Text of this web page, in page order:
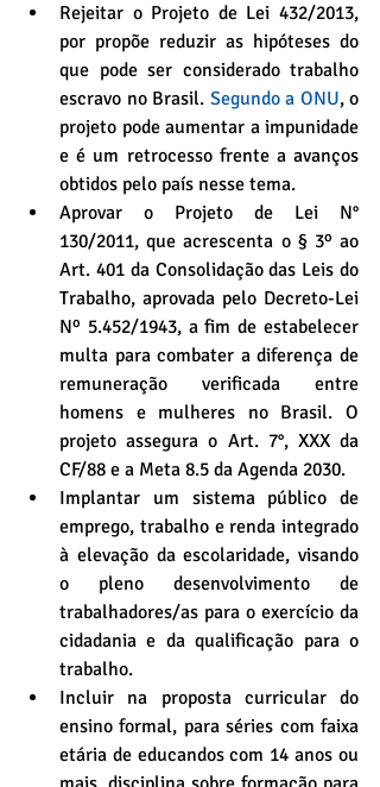
Rejeitar o Projeto de Lei 432/2013,
por propõe reduzir as hipóteses do
que pode ser considerado trabalho
escravo no Brasil. Segundo a ONU, o
projeto pode aumentar a impunidade
e é um retrocesso frente a avanços
obtidos pelo país nesse tema.
Aprovar o Projeto de Lei N°
130/2011, que acrescenta o § 3º ao
Art. 401 da Consolidação das Leis do
Trabalho, aprovada pelo Decreto-Lei
Nº 5.452/1943, a fim de estabelecer
multa para combater a diferença de
remuneração verificada entre
homens e mulheres no Brasil. O
projeto assegura o Art. 7°, XXX da
Implantar um sistema público de
emprego, trabalho e renda integrado
à elevação da escolaridade, visando
o pleno desenvolvimento de
trabalhadores/as para o exercício da
cidadania e da qualificação para o
trabalho.
Incluir na proposta curricular do
ensino formal, para séries com faixa
etária de educandos com 14 anos ou